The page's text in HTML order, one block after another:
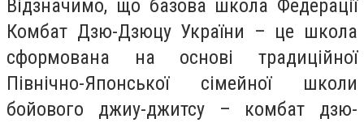
Відзначимо, що базова школа Федерації
Комбат Дзю-Дзюцу України – це школа
сформована на основі традиційної
Північно-Японської сімейної школи
бойового джиу-джитсу – комбат дзю-